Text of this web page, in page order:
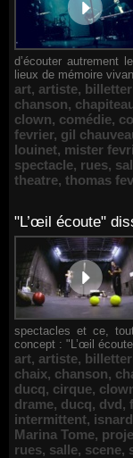
d’écouter autrement
lieux de mémoire
art, artiste,
chanson,
clown, comédie,
fevrier, gil
louinet, mister
spectacle, rues,
theatre, thomas
"L’œil écoute"
spectacles et ce,
concept : "L’œil
art, artiste,
chaix, chanson,
ducq, cirque,
drame, ducq, dvd,
intermittent,
Marina Tome,
rues, salle, scene,